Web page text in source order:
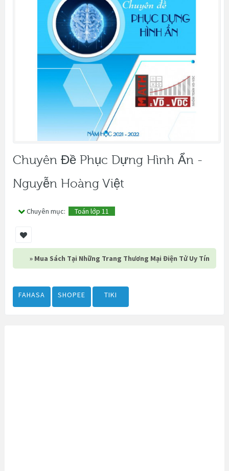
Chuyên Đề Phục Dựng Hình Ẩn -
Nguyễn Hoàng Việt
Chuyên mục: Toán lớp 11
» Mua Sách Tại Những Trang Thương Mại Điện Tử Uy Tín
FAHASA SHOPEE TIKI